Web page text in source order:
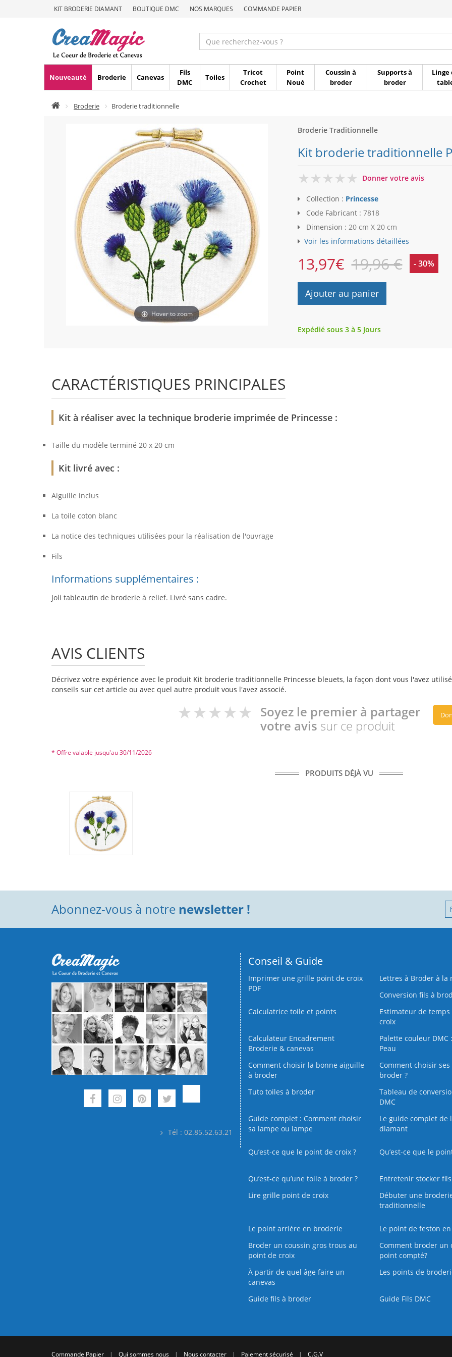
KIT BRODERIE DIAMANT BOUTIQUE DMC NOS MARQUES COMMANDE PAPIER
Nouveauté Broderie Canevas
Fils
DMC
Toiles
Tricot
Crochet
Point
Noué
Coussin à
broder
Supports à
broder
Linge
Broderie Broderie traditionnelle
Hover to zoom
Broderie Traditionnelle
Kit broderie traditionnelle
0
Donner votre avis
Collection : Princesse
Code Fabricant : 7818
Dimension : 20 cm X 20 cm
Voir les informations détaillées
13,97€ 19,96 € - 30%
Ajouter au panier
Expédié sous 3 à 5 Jours
CARACTÉRISTIQUES PRINCIPALES
Kit à réaliser avec la technique broderie imprimée de Princesse :
Taille du modèle terminé 20 x 20 cm
Kit livré avec :
Aiguille inclus
La toile coton blanc
La notice des techniques utilisées pour la réalisation de l'ouvrage
Fils
Informations supplémentaires :
Joli tableautin de broderie à relief. Livré sans cadre.
AVIS CLIENTS
Décrivez votre expérience avec le produit Kit broderie traditionnelle Princesse bleuets, la façon dont vous l'avez
conseils sur cet article ou avec quel autre produit vous l'avez associé.
Soyez le premier à partager
votre avis sur ce produit
* Offre valable jusqu'au 30/11/2026
PRODUITS DÉJÀ VU
Abonnez-vous à notre newsletter !
Tél : 02.85.52.63.21
Conseil & Guide
Imprimer une grille point de croix
PDF
Lettres à Broder à la
Conversion fils à
Calculatrice toile et points
Estimateur de temps
croix
Calculateur Encadrement
Broderie & canevas
Palette couleur DMC
Peau
Comment choisir la bonne aiguille
à broder
Comment choisir ses
broder ?
Tuto toiles à broder
Tableau de
DMC
Guide complet : Comment choisir
sa lampe ou lampe
Le guide complet de
diamant
Qu’est-ce que le point de croix ?
Qu’est-ce que le
Qu’est‑ce qu’une toile à broder ?
Entretenir stocker
Lire grille point de croix
Débuter une
traditionnelle
Le point arrière en broderie
Le point de feston
Broder un coussin gros trous au
point de croix
Comment broder un
point compté?
À partir de quel âge faire un
canevas
Les points de
Guide fils à broder
Guide Fils DMC
Commande Papier | Qui sommes nous | Nous contacter | Paiement sécurisé | C.G.V